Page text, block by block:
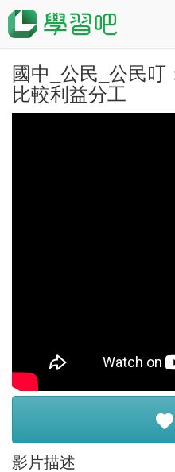
註
國中_公民_公民叮
比較利益分工
影片描述